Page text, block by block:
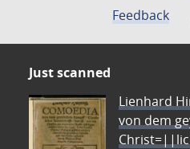
Feedback
Just scanned
Lienhard
von dem